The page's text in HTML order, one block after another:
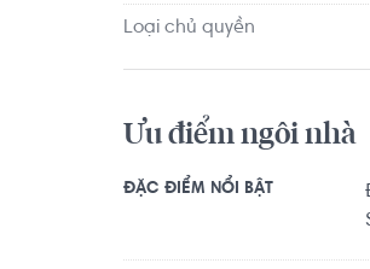
Loại chủ quyền
Ưu điểm ngôi nhà
ĐẶC ĐIỂM NỔI BẬT